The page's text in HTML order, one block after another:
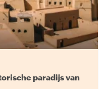
paradijs van